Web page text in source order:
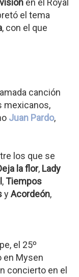
en el Royal
el tema
, con el que
canción
mexicanos,
Juan Pardo,
los que se
la flor, Lady
, Tiempos
yAcordeón,
el 25º
en Mysen
concierto en el